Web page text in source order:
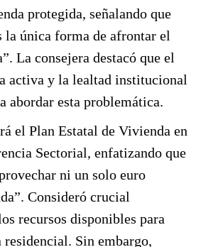
protegida, señalando que
la única forma de afrontar el
La consejera destacó que el
activa y la lealtad institucional
abordar esta problemática.
el Plan Estatal de Vivienda en
Sectorial, enfatizando que
ni un solo euro
Consideró crucial
recursos disponibles para
Sin embargo,